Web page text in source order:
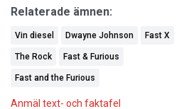
Relaterade ämnen:
Vin diesel Dwayne Johnson Fast X
The Rock Fast & Furious
Fast and the Furious
Anmäl text- och faktafel